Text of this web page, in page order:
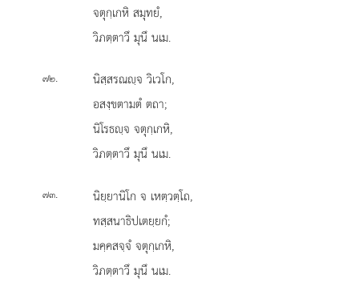
จตุกฺเกหิ สมุทยํ,
วิภตฺตาวึ มุนึ นเม.
๗๒.
นิสฺสรณฺจ วิเวโก,
อสงฺขตามตํ ตถา;
นิโรธฺจ จตุกฺเกหิ,
วิภตฺตาวึ มุนึ นเม.
๗๓. นิยฺยานิโก จ เหตฺวตฺโถ,
ทสฺสนาธิปเตยฺยกํ;
มคฺคสจฺจํ จตุกฺเกหิ,
วิภตฺตาวึ มุนึ นเม.